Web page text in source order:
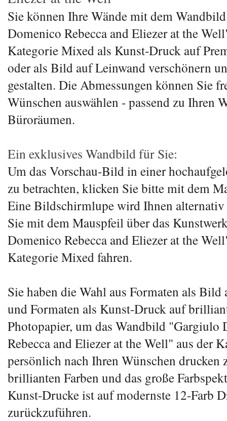
Sie können Ihre Wände mit dem
Domenico Rebecca and Eliezer at the
Kategorie Mixed als Kunst-Druck auf
oder als Bild auf Leinwand verschönern
gestalten. Die Abmessungen können Sie
Wünschen auswählen - passend zu Ihren
Büroräumen.
Ein exklusives Wandbild für Sie:
Um das Vorschau-Bild in einer
zu betrachten, klicken Sie bitte mit dem
Eine Bildschirmlupe wird Ihnen alternativ
Sie mit dem Mauspfeil über das
Domenico Rebecca and Eliezer at the
Kategorie Mixed fahren.
Sie haben die Wahl aus Formaten als Bild
und Formaten als Kunst-Druck auf
Photopapier, um das Wandbild "Gargiulo
Rebecca and Eliezer at the Well" aus der
persönlich nach Ihren Wünschen drucken
brillianten Farben und das große
Kunst-Drucke ist auf modernste 12-Farb
zurückzuführen.